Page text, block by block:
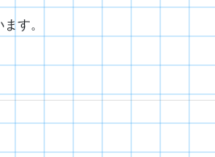
す。